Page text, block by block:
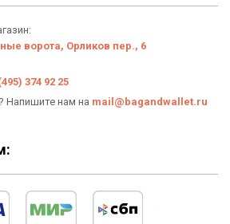
ворота, Орликов пер., 6
374 92 25
Напишите нам на mail@bagandwallet.ru